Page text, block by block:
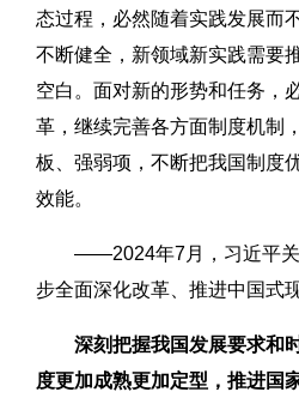
态过程，必然随着实践发展而
不断健全，新领域新实践需要
空白。面对新的形势和任务，
革，继续完善各方面制度机制
板、强弱项，不断把我国制度
效能。
——2024年7月，习近平关
步全面深化改革、推进中国式
深刻把握我国发展要求和
度更加成熟更加定型，推进国